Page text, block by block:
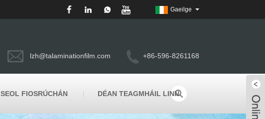
+86-596-8261168
lzh@talaminationfilm.com
Gaeilge
SEOL FIOSRÚCHÁN DÉAN TEAGMHÁIL LINN